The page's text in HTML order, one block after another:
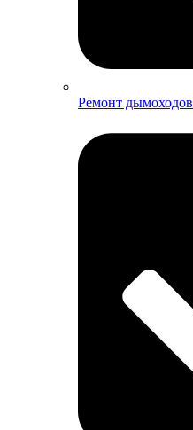
Ремонт дымоходов